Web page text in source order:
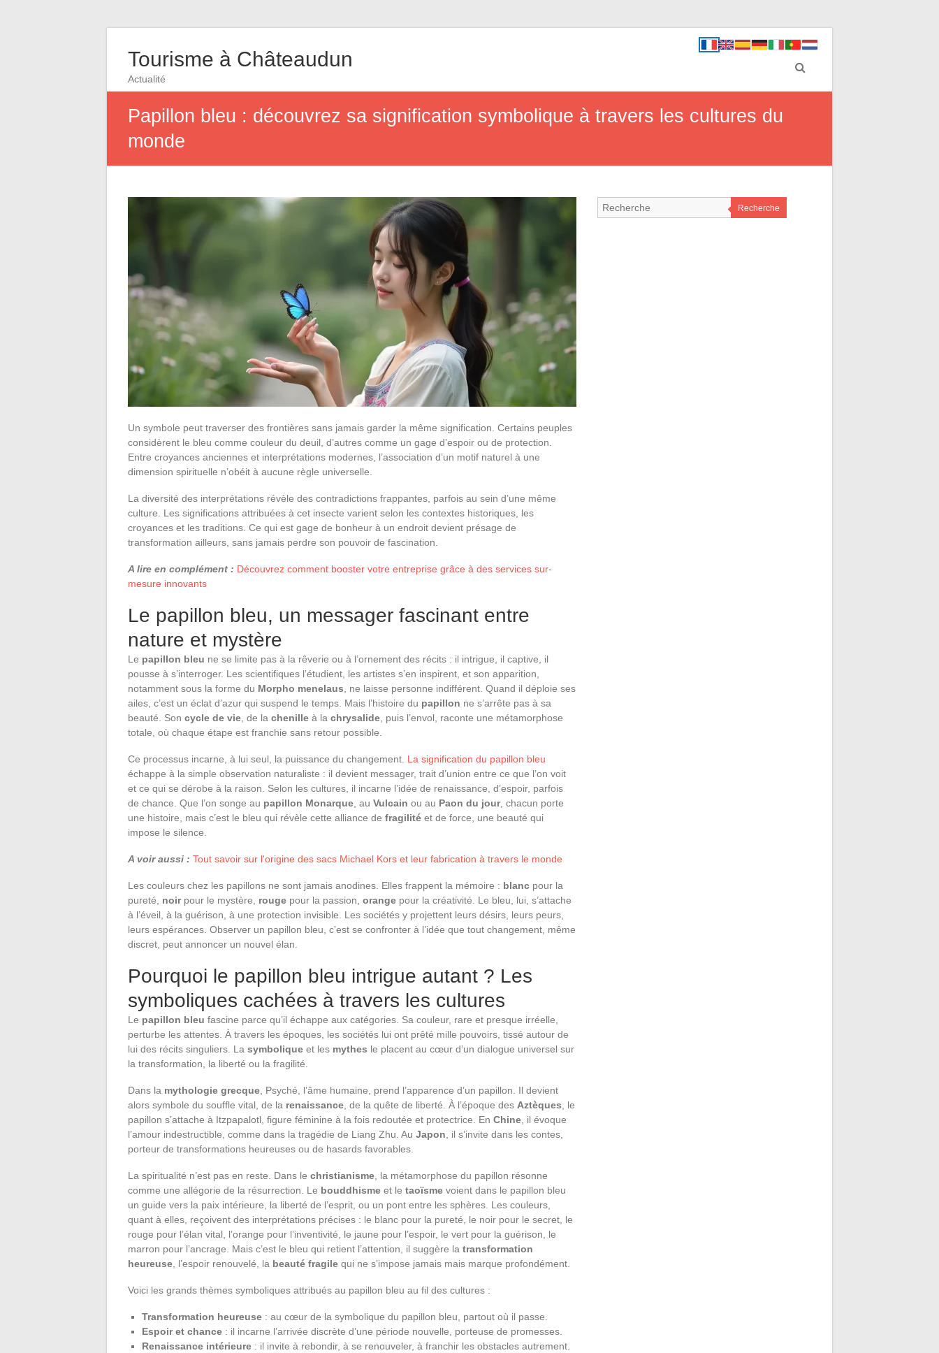
Tourisme à Châteaudun
Actualité
Papillon bleu : découvrez sa signification symbolique à travers les cultures du
monde
Un symbole peut traverser des frontières sans jamais garder la même signification. Certains peuples
considèrent le bleu comme couleur du deuil, d’autres comme un gage d’espoir ou de protection.
Entre croyances anciennes et interprétations modernes, l’association d’un motif naturel à une
dimension spirituelle n’obéit à aucune règle universelle.
La diversité des interprétations révèle des contradictions frappantes, parfois au sein d’une même
culture. Les significations attribuées à cet insecte varient selon les contextes historiques, les
croyances et les traditions. Ce qui est gage de bonheur à un endroit devient présage de
transformation ailleurs, sans jamais perdre son pouvoir de fascination.
A lire en complément : Découvrez comment booster votre entreprise grâce à des services sur-
mesure innovants
Le papillon bleu, un messager fascinant entre
nature et mystère
Le papillon bleu ne se limite pas à la rêverie ou à l’ornement des récits : il intrigue, il captive, il
pousse à s’interroger. Les scientifiques l’étudient, les artistes s’en inspirent, et son apparition,
notamment sous la forme du Morpho menelaus , ne laisse personne indifférent. Quand il déploie ses
ailes, c’est un éclat d’azur qui suspend le temps. Mais l’histoire du papillon ne s’arrête pas à sa
beauté. Son cycle de vie , de la chenille à la chrysalide , puis l’envol, raconte une métamorphose
totale, où chaque étape est franchie sans retour possible.
Ce processus incarne, à lui seul, la puissance du changement. La signification du papillon bleu
échappe à la simple observation naturaliste : il devient messager, trait d’union entre ce que l’on voit
et ce qui se dérobe à la raison. Selon les cultures, il incarne l’idée de renaissance, d’espoir, parfois
de chance. Que l’on songe au papillon Monarque , au Vulcain ou au Paon du jour, chacun porte
une histoire, mais c’est le bleu qui révèle cette alliance de fragilité et de force, une beauté qui
impose le silence.
A voir aussi : Tout savoir sur l'origine des sacs Michael Kors et leur fabrication à travers le monde
Les couleurs chez les papillons ne sont jamais anodines. Elles frappent la mémoire : blanc pour la
pureté, noirpour le mystère, rouge pour la passion, orange pour la créativité. Le bleu, lui, s’attache
à l’éveil, à la guérison, à une protection invisible. Les sociétés y projettent leurs désirs, leurs peurs,
leurs espérances. Observer un papillon bleu, c’est se confronter à l’idée que tout changement, même
discret, peut annoncer un nouvel élan.
Pourquoi le papillon bleu intrigue autant ? Les
symboliques cachées à travers les cultures
Le papillon bleu fascine parce qu’il échappe aux catégories. Sa couleur, rare et presque irréelle,
perturbe les attentes. À travers les époques, les sociétés lui ont prêté mille pouvoirs, tissé autour de
lui des récits singuliers. La symbolique et les mythes le placent au cœur d’un dialogue universel sur
la transformation, la liberté ou la fragilité.
Dans la mythologie grecque , Psyché, l’âme humaine, prend l’apparence d’un papillon. Il devient
alors symbole du souffle vital, de la renaissance , de la quête de liberté. À l’époque des Aztèques , le
papillon s’attache à Itzpapalotl, figure féminine à la fois redoutée et protectrice. En Chine , il évoque
l’amour indestructible, comme dans la tragédie de Liang Zhu. Au Japon , il s’invite dans les contes,
porteur de transformations heureuses ou de hasards favorables.
La spiritualité n’est pas en reste. Dans le christianisme , la métamorphose du papillon résonne
comme une allégorie de la résurrection. Le bouddhisme et le taoïsme voient dans le papillon bleu
un guide vers la paix intérieure, la liberté de l’esprit, ou un pont entre les sphères. Les couleurs,
quant à elles, reçoivent des interprétations précises : le blanc pour la pureté, le noir pour le secret, le
rouge pour l’élan vital, l’orange pour l’inventivité, le jaune pour l’espoir, le vert pour la guérison, le
marron pour l’ancrage. Mais c’est le bleu qui retient l’attention, il suggère la transformation
heureuse , l’espoir renouvelé, la beauté fragile qui ne s’impose jamais mais marque profondément.
Voici les grands thèmes symboliques attribués au papillon bleu au fil des cultures :
Transformation heureuse : au cœur de la symbolique du papillon bleu, partout où il passe.
Espoir et chance : il incarne l’arrivée discrète d’une période nouvelle, porteuse de promesses.
Renaissance intérieure : il invite à rebondir, à se renouveler, à franchir les obstacles autrement.
Recherche